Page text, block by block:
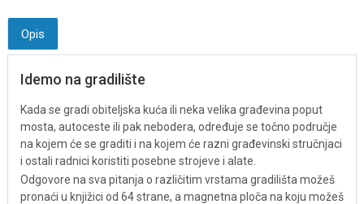
Opis
Idemo na gradilište
Kada se gradi obiteljska kuća ili neka velika građevina poput
mosta, autoceste ili pak nebodera, određuje se točno područje
na kojem će se graditi i na kojem će razni građevinski stručnjaci
i ostali radnici koristiti posebne strojeve i alate.
Odgovore na sva pitanja o različitim vrstama gradilišta možeš
pronaći u knjižici od 64 strane, a magnetna ploča na koju možeš